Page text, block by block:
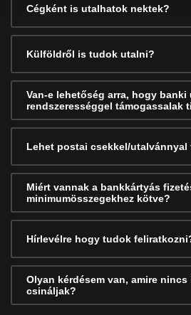
Cégként is utalhatok nektek?
Külföldről is tudok utalni?
Van-e lehetőség arra, hogy banki
rendszerességgel támogassalak
Lehet postai csekkel/utalvánnyal
Miért vannak a bankkártyás
minimumösszegekhez kötve?
Hírlevélre hogy tudok
Olyan kérdésem van, amire
csináljak?